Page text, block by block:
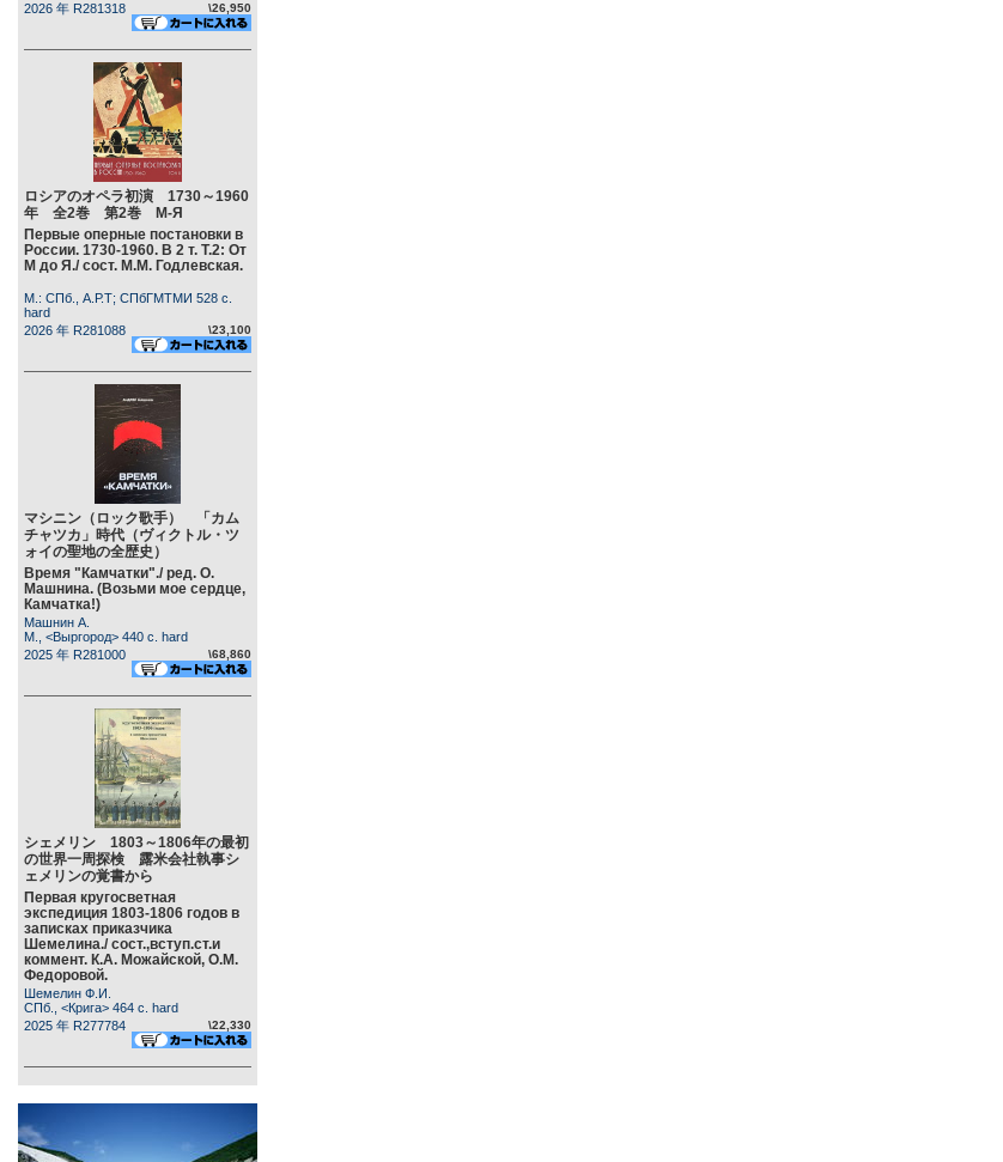
2026 年 R281318
\26,950
ロシアのオペラ初演 1730～1960
年 全2巻 第2巻 М-Я
Первые оперные постановки в
России. 1730-1960. В 2 т. Т.2: От
М до Я./ сост. М.М. Годлевская.
М.: СПб., А.Р.Т; СПбГМТМИ 528 c.
hard
2026 年 R281088
\23,100
マシニン（ロック歌手） 「カム
チャツカ」時代（ヴィクトル・ツ
ォイの聖地の全歴史）
Время "Камчатки"./ ред. О.
Машнина. (Возьми мое сердце,
Камчатка!)
Машнин А.
М., <Выргород> 440 c. hard
2025 年 R281000
\68,860
シェメリン 1803～1806年の最初
の世界一周探検 露米会社執事シ
ェメリンの覚書から
Первая кругосветная
экспедиция 1803-1806 годов в
записках приказчика
Шемелина./ сост.,вступ.ст.и
коммент. К.А. Можайской, О.М.
Федоровой.
Шемелин Ф.И.
СПб., <Крига> 464 c. hard
2025 年 R277784
\22,330